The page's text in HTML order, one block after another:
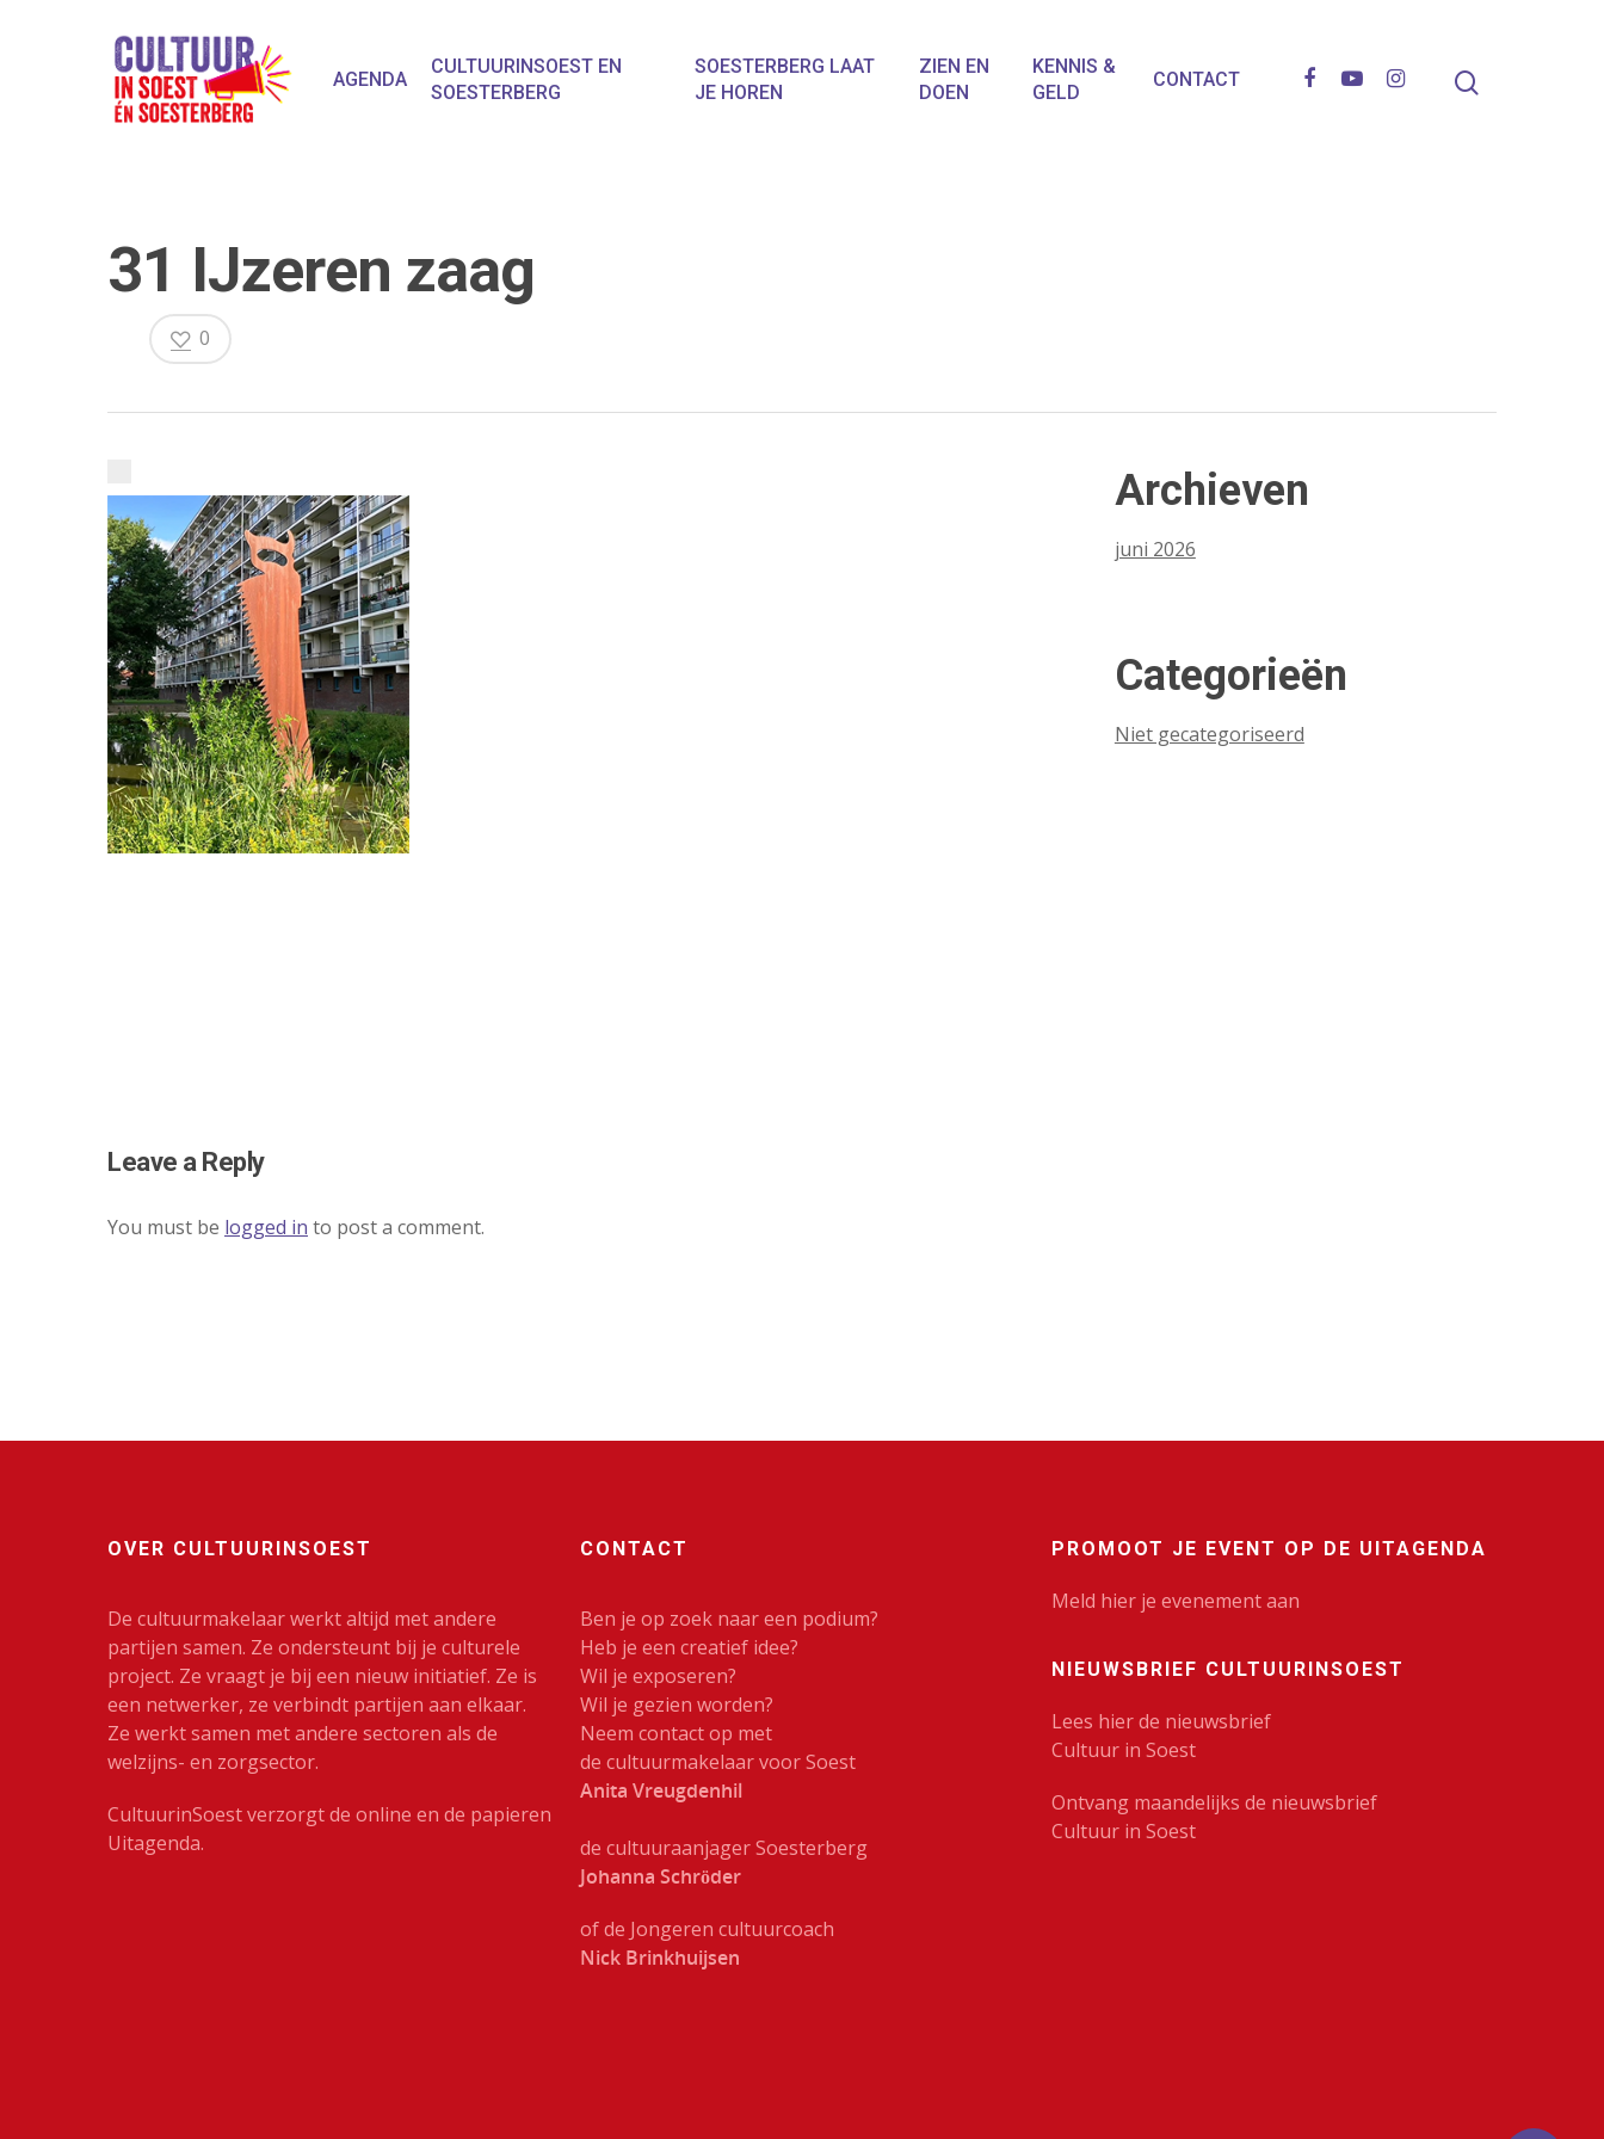
AGENDA
CULTUURINSOEST EN
SOESTERBERG
SOESTERBERG LAAT
JE HOREN
ZIEN EN
DOEN
KENNIS &
GELD
CONTACT
31 IJzeren zaag
0
Archieven
juni 2026
Categorieën
Niet gecategoriseerd
Leave a Reply
You must be logged in to post a comment.
OVER CULTUURINSOEST
De cultuurmakelaar werkt altijd met andere
partijen samen. Ze ondersteunt bij je culturele
project. Ze vraagt je bij een nieuw initiatief. Ze is
een netwerker, ze verbindt partijen aan elkaar.
Ze werkt samen met andere sectoren als de
welzijns- en zorgsector.
CultuurinSoest verzorgt de online en de papieren
Uitagenda.
CONTACT
Ben je op zoek naar een podium?
Heb je een creatief idee?
Wil je exposeren?
Wil je gezien worden?
Neem contact op met
de cultuurmakelaar voor Soest
Anita Vreugdenhil
de cultuuraanjager Soesterberg
Johanna Schröder
of de Jongeren cultuurcoach
Nick Brinkhuijsen
PROMOOT JE EVENT OP DE UITAGENDA
Meld hier je evenement aan
NIEUWSBRIEF CULTUURINSOEST
Lees hier de nieuwsbrief
Cultuur in Soest
Ontvang maandelijks de nieuwsbrief
Cultuur in Soest